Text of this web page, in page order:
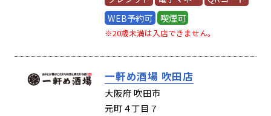
WEB予約可
喫煙可
※20歳未満は入店できません。
一軒め酒場 吹田店
大阪府 吹田市
元町４丁目７